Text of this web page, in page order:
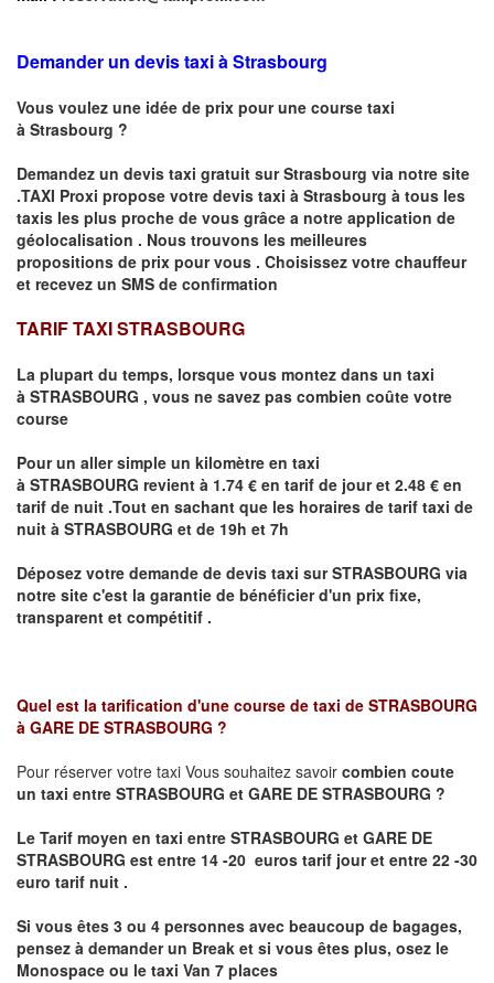
Demander un devis taxi à Strasbourg
Vous voulez une idée de prix pour une course taxi
à Strasbourg ?
Demandez un devis taxi gratuit surStrasbourg via notre site
.TAXI Proxi propose votre devis taxi à Strasbourg à tous les
taxis les plus proche de vous grâce a notre application de
géolocalisation . Nous trouvons les meilleures
propositions de prix pour vous . Choisissez votre chauffeur
et recevez un SMS de confirmation
TARIF TAXI STRASBOURG
La plupart du temps, lorsque vous montez dans un taxi
à STRASBOURG , vous ne savez pas combien coûte votre
course
Pour un aller simple un kilomètre en taxi
à STRASBOURG revient à 1.74 € en tarif de jour et 2.48 € en
tarif de nuit .Tout en sachant que les horaires de tarif taxi de
nuit à STRASBOURG et de 19h et 7h
Déposez votre demande de devis taxi surSTRASBOURG via
notre site c'est la garantie de bénéficier d'un prix fixe,
transparent et compétitif .
Quel est la tarification d'une course de taxi de STRASBOURG
à GARE DE STRASBOURG ?
Pour réserver votre taxi Vous souhaitez savoir combien coute
un taxi entre STRASBOURG et GARE DE STRASBOURG ?
Le Tarif moyen en taxi entre STRASBOURG et GARE DE
STRASBOURG est entre 14 -20 euros tarif jour et entre 22 -30
euro tarif nuit .
Si vous êtes 3 ou 4 personnes avec beaucoup de bagages,
pensez à demander un Break et si vous êtes plus, osez le
Monospace ou le taxi Van 7 places